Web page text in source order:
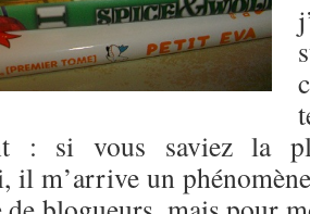
: si vous saviez la
il m’arrive un